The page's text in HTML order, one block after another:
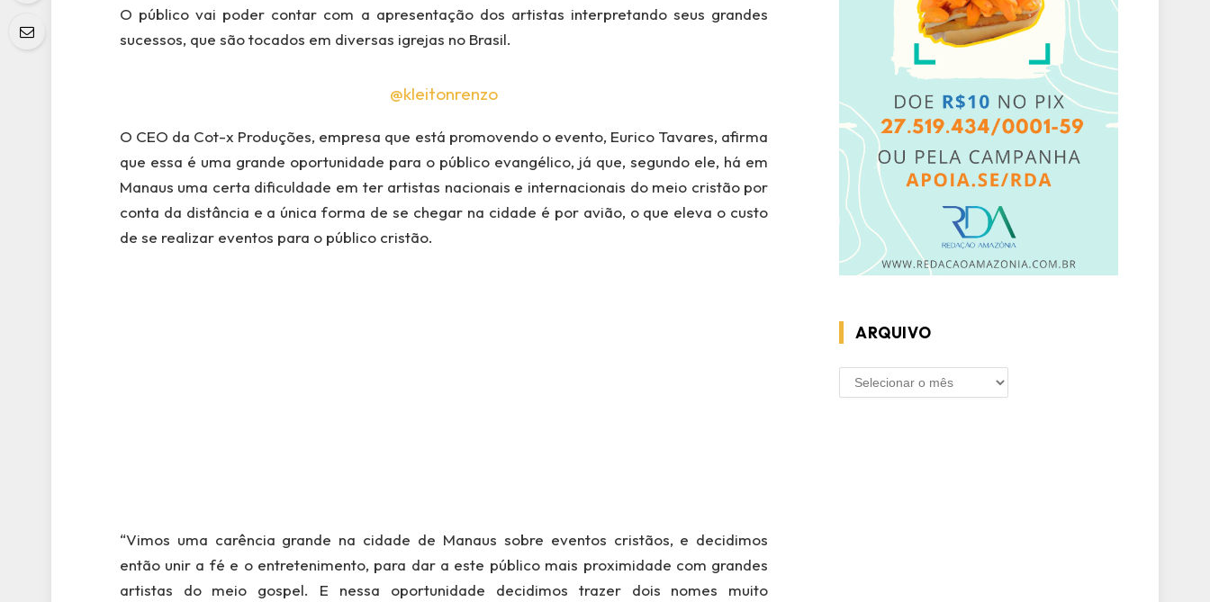
O público vai poder contar com a apresentação dos artistas interpretando seus grandes
sucessos, que são tocados em diversas igrejas no Brasil.
@kleitonrenzo
O CEO da Cot-x Produções, empresa que está promovendo o evento, Eurico Tavares, afirma
que essa é uma grande oportunidade para o público evangélico, já que, segundo ele, há em
Manaus uma certa dificuldade em ter artistas nacionais e internacionais do meio cristão por
conta da distância e a única forma de se chegar na cidade é por avião, o que eleva o custo
de se realizar eventos para o público cristão.
“Vimos uma carência grande na cidade de Manaus sobre eventos cristãos, e decidimos
então unir a fé e o entretenimento, para dar a este público mais proximidade com grandes
artistas do meio gospel. E nessa oportunidade decidimos trazer dois nomes muito
ARQUIVO
ARQUIVO